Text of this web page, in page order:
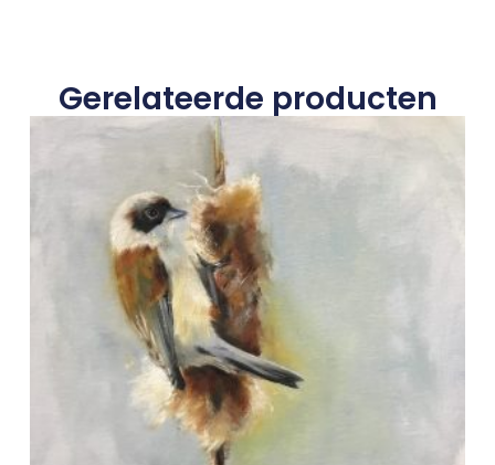
Gerelateerde producten